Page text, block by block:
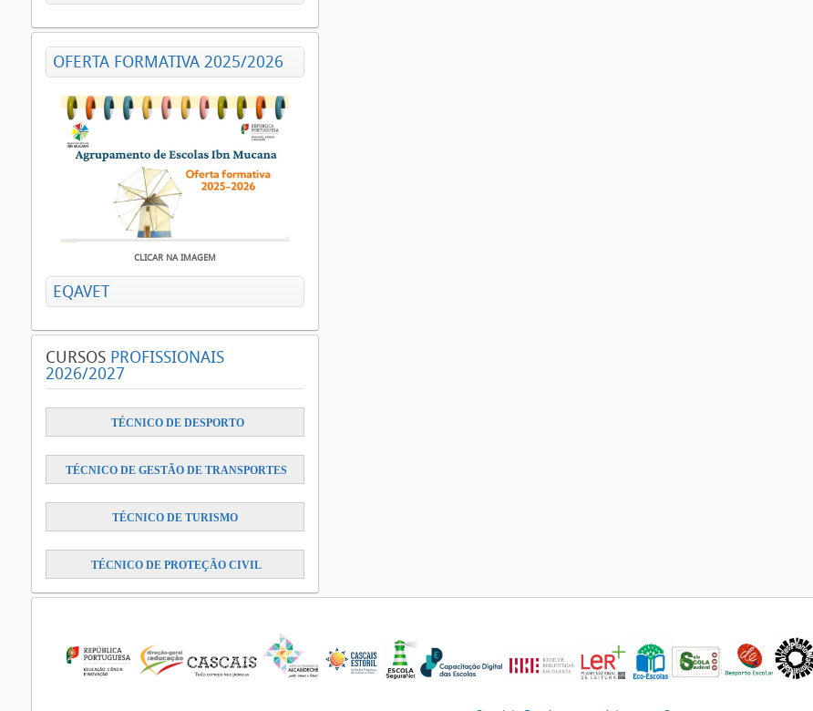
OFERTA FORMATIVA 2025/2026
CLICAR NA IMAGEM
EQAVET
CURSOS PROFISSIONAIS
2026/2027
TÉCNICO DE DESPORTO
TÉCNICO DE GESTÃO DE TRANSPORTES
TÉCNICO DE TURISMO
TÉCNICO DE PROTEÇÃO CIVIL